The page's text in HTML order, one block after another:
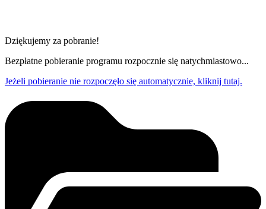
Dziękujemy za pobranie!
Bezpłatne pobieranie programu rozpocznie się natychmiastowo...
Jeżeli pobieranie nie rozpoczęło się automatycznie, kliknij tutaj.